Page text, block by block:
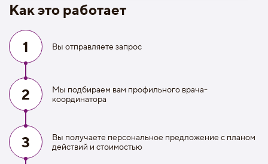
Как это работает
1 Вы отправляете запрос
2
Мы подбираем вам профильного врача-
координатора
3
Вы получаете персональное предложение с планом
действий и стоимостью